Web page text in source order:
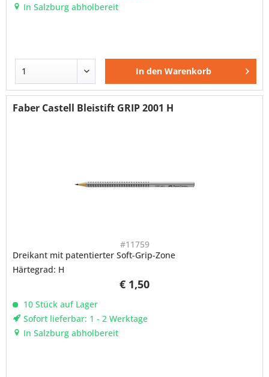
In Salzburg abholbereit
In den Warenkorb
Faber Castell Bleistift GRIP 2001 H
#11759
€ 1,50
Dreikant mit patentierter Soft-Grip-Zone
Härtegrad: H
10 Stück auf Lager
Sofort lieferbar: 1 - 2 Werktage
In Salzburg abholbereit